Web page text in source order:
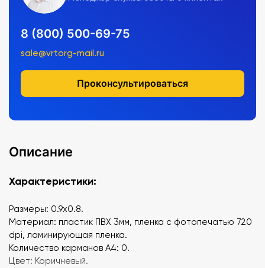
8 (800) 500-69-75
sale@vrtorg-mail.ru
Проконсультироваться
Описание
Характеристики:
Размеры: 0.9x0.8.
Материал: пластик ПВХ 3мм, пленка с фотопечатью 720
dpi, ламинирующая пленка.
Количество карманов А4: 0.
Цвет: Коричневый.